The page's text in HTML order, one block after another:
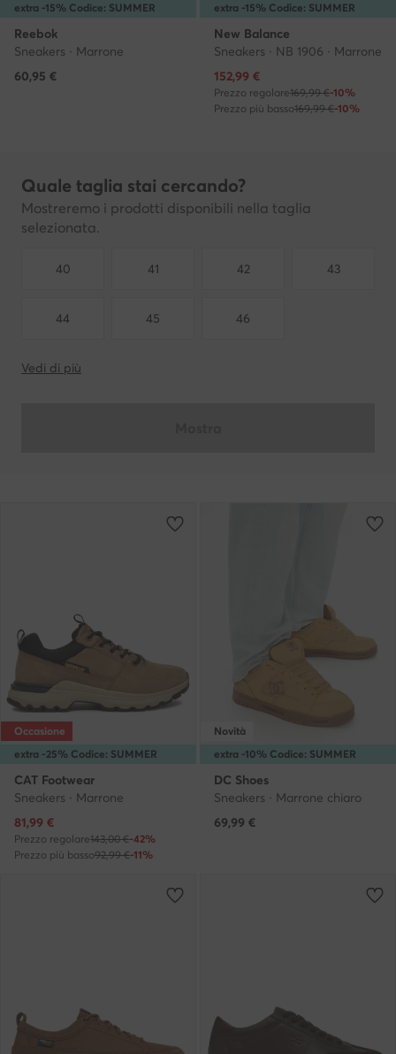
extra -15% Codice: SUMMER
Reebok
Sneakers · Marrone
60,95 €
extra -15% Codice: SUMMER
New Balance
Sneakers · NB 1906 · Marrone
Prezzo attuale
152,99 €
Prezzo regolare169,99 €-10%
Prezzo più basso169,99 €-10%
Quale taglia stai cercando?
Mostreremo i prodotti disponibili nella taglia
selezionata.
40 41 42 43
44 45 46
Vedi di più
extra -25% Codice: SUMMER
Occasione
CAT Footwear
Sneakers · Marrone
Prezzo attuale
81,99 €
Prezzo regolare143,00 €-42%
Prezzo più basso92,99 €-11%
extra -10% Codice: SUMMER
Novità
DC Shoes
Sneakers · Marrone chiaro
69,99 €